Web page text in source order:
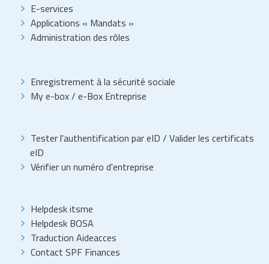
E-services
Applications « Mandats »
Administration des rôles
Enregistrement à la sécurité sociale
My e-box/ e-Box Entreprise
Tester l'authentification par eID / Valider les certificats
eID
Vérifier un numéro d'entreprise
Helpdesk itsme
Helpdesk BOSA
Traduction Aideacces
Contact SPF Finances